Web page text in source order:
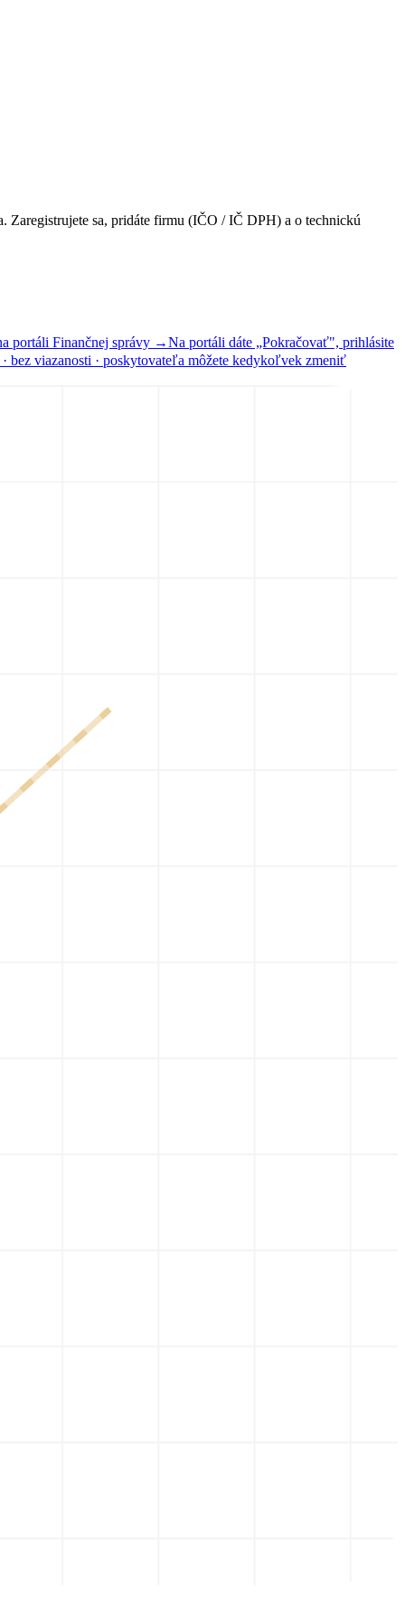
Zaregistrujete sa, pridáte firmu (IČO / IČ DPH) a o technickú
portáli Finančnej správy →Na portáli dáte „Pokračovať", prihlásite
viazanosti · poskytovateľa môžete kedykoľvek zmeniť